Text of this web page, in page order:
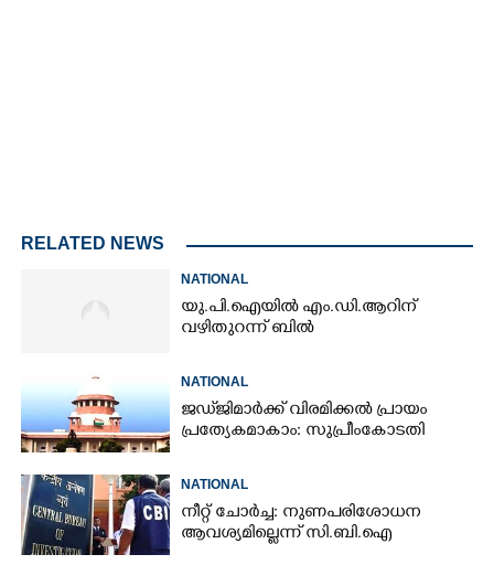
RELATED NEWS
NATIONAL
യു.പി.ഐയിൽ എം.ഡി.ആറിന്
വഴിതുറന്ന് ബിൽ
NATIONAL
ജഡ്‌ജിമാർക്ക് വിരമിക്കൽ പ്രായം
പ്രത്യേകമാകാം: സുപ്രീംകോടതി
NATIONAL
നീറ്റ് ചോർച്ച: നുണപരിശോധന
ആവശ്യമില്ലെന്ന് സി.ബി.ഐ